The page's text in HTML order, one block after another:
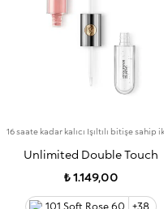
Unlimited Double Touch
₺ 1.149,00
101 Soft Rose 60 +38